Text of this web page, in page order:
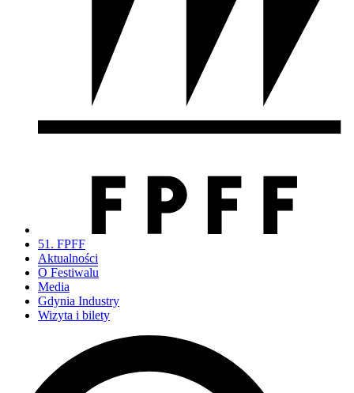
51. FPFF
Aktualności
O Festiwalu
Media
Gdynia Industry
Wizyta i bilety